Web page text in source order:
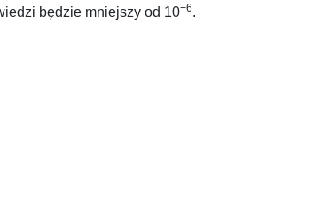
będzie mniejszy od 10−6.